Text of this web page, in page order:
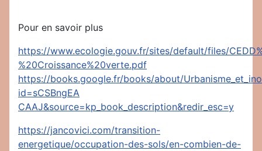
Pour en savoir plus
https://www.ecologie.gouv.fr/sites/default/files/
%20Croissance%20verte.pdf
https://books.google.fr/books/about/
id=sCSBngEA
CAAJ&source=kp_book_description&redir_esc=y
https://jancovici.com/transition-
energetique/occupation-des-sols/en-combien-de-